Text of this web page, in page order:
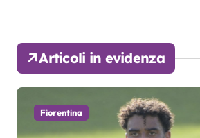
Articoli in evidenza
Fiorentina